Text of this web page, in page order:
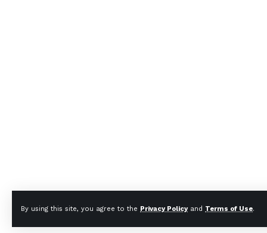
By using this site, you agree to the Privacy Policyand Terms of Use.